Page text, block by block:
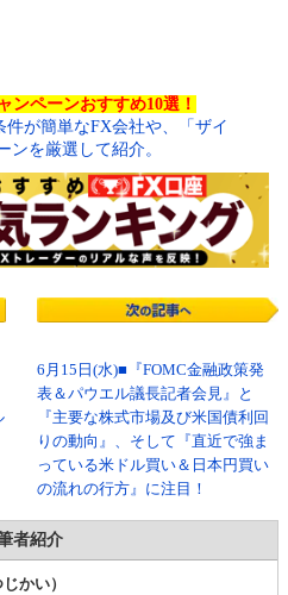
ンペーンおすすめ10選！
が簡単なFX会社や、「ザイ
ンを厳選して紹介。
6月15日(水)■『FOMC金融政策発
表＆パウエル議長記者会見』と
『主要な株式市場及び米国債利回
りの動向』、そして『直近で強ま
っている米ドル買い＆日本円買い
の流れの行方』に注目！
者紹介
かい）